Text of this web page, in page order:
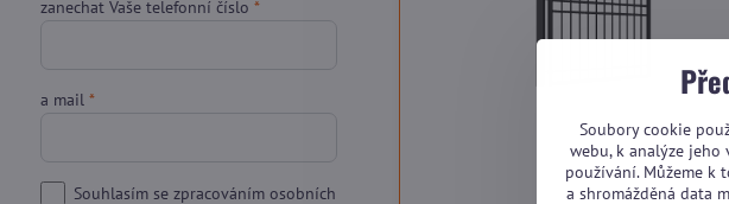
zanechat Vaše telefonní číslo *
a mail *
Souhlasím se zpracováním osobních
Soubory cookie
webu, k analýze
používání. Můžeme k
a shromážděná data